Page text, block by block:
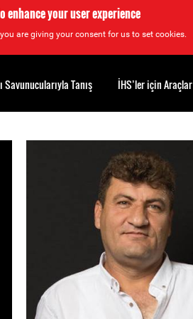
enhance your user experience
are giving your consent for us to set cookies.
Savunucularıyla Tanış İHS’ler için Araçlar